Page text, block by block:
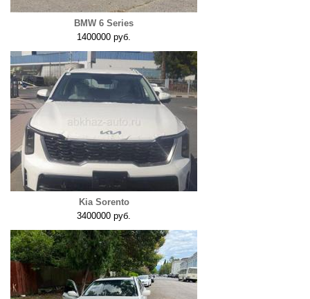
BMW 6 Series
1400000 руб.
Kia Sorento
3400000 руб.